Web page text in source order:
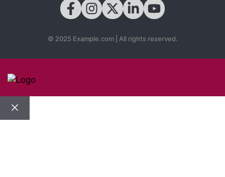
© 2025 Example.com | All rights reserved.
Close